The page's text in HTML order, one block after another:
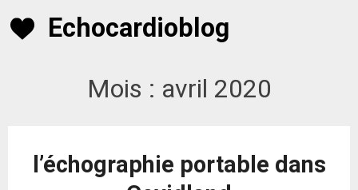
Echocardioblog
Mois : avril 2020
l’échographie portable dans